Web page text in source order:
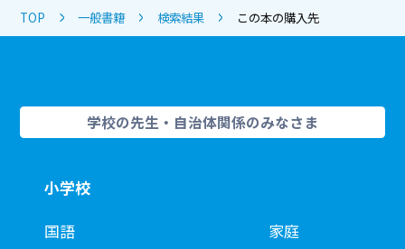
TOP 一般書籍 検索結果 この本の購入先
学校の先生・自治体関係のみなさま
小学校
国語
家庭